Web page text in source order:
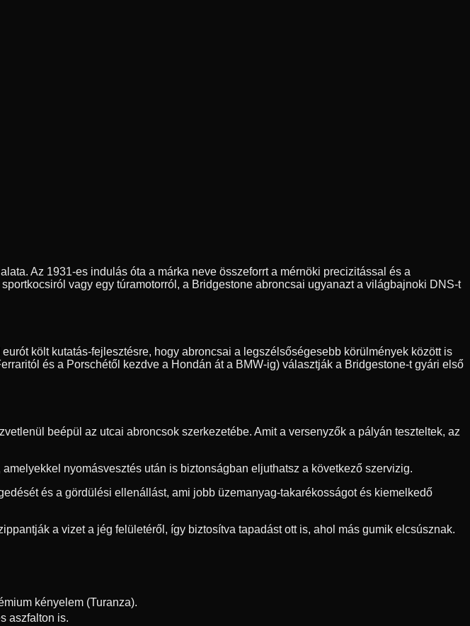
Az 1931-es indulás óta a márka neve összeforrt a mérnöki precizitással és a
vagy egy túramotorról, a Bridgestone abroncsai ugyanazt a világbajnoki DNS-t
költ kutatás-fejlesztésre, hogy abroncsai a legszélsőségesebb körülmények között is
és a Porschétől kezdve a Hondán át a BMW-ig) választják a Bridgestone-t gyári első
beépül az utcai abroncsok szerkezetébe. Amit a versenyzők a pályán teszteltek, az
nyomásvesztés után is biztonságban eljuthatsz a következő szervizig.
és a gördülési ellenállást, ami jobb üzemanyag-takarékosságot és kiemelkedő
a vizet a jég felületéről, így biztosítva tapadást ott is, ahol más gumik elcsúsznak.
kényelem (Turanza).
aszfalton is.